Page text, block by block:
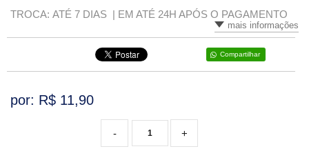
TROCA: ATÉ 7 DIAS | EM ATÉ 24H APÓS O PAGAMENTO
mais informações
Compartilhar
por: R$ 11,90
+
-